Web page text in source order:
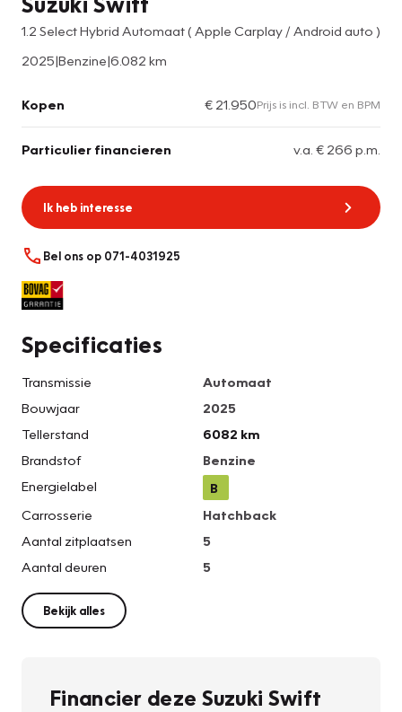
1.2 Select Hybrid Automaat ( Apple Carplay / Android auto )
2025|Benzine|6.082 km
Kopen € 21.950Prijs is incl. BTW en BPM
Particulier financieren v.a. € 266 p.m.
Ik heb interesse
Bel ons op 071-4031925
Specificaties
Transmissie
Automaat
Bouwjaar
2025
Tellerstand
6082 km
Brandstof
Benzine
Energielabel
B
Carrosserie
Hatchback
Aantal zitplaatsen
5
Aantal deuren
5
Bekijk alles
Financier deze Suzuki Swift